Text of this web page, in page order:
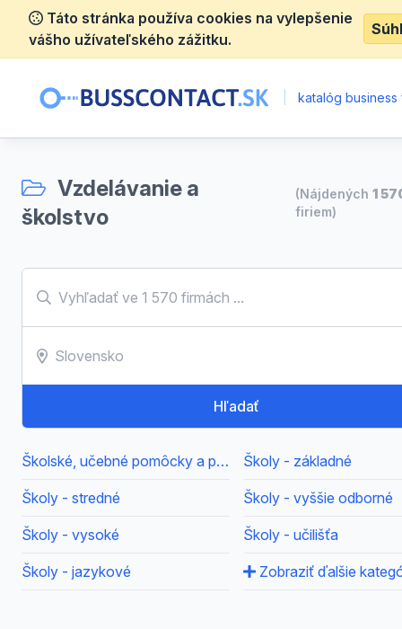
Táto stránka používa cookies na vylepšenie
vášho užívateľského zážitku.
katalóg business
Vzdelávanie a
školstvo
(Nájdených1
firiem)
Hľadať
Školské, učebné pomôcky a potreby, školy Školy - základné
Školy - stredné Školy - vyššie odborné
Školy - vysoké Školy - učilišťa
Školy - jazykové Zobraziť ďalšie